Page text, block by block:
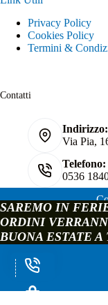
SAREMO IN
ORDINI
BUONA ESTATE
Privacy Policy
Cookies Policy
Termini &
Contatti
Indirizzo:
Via Pia,
Telefono:
0536
Blucomp
P.IVA
Via Pia, 162